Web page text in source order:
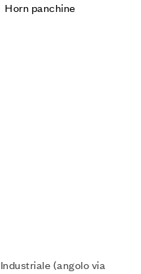
Horn panchine
(angolo via